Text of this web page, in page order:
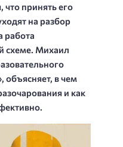
что принять его
на разбор
работа
схеме. Михаил
объясняет, в чем
и как